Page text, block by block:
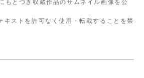
キストを許可なく使用・転載することを禁